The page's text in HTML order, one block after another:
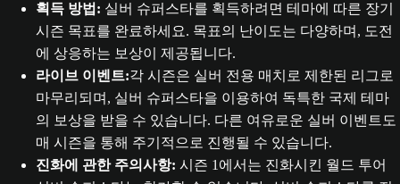
획득 방법: 실버 슈퍼스타를 획득하려면 테마에 따른 장기
시즌 목표를 완료하세요. 목표의 난이도는 다양하며, 도전
에 상응하는 보상이 제공됩니다.
라이브 이벤트:각 시즌은 실버 전용 매치로 제한된 리그로
마무리되며, 실버 슈퍼스타을 이용하여 독특한 국제 테마
의 보상을 받을 수 있습니다. 다른 여유로운 실버 이벤트도
매 시즌을 통해 주기적으로 진행될 수 있습니다.
진화에 관한 주의사항: 시즌 1에서는 진화시킨 월드 투어